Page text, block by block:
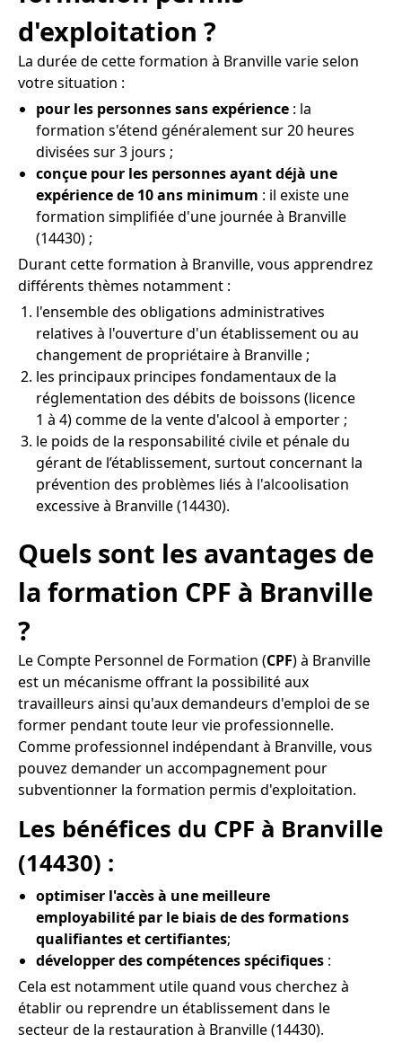
d'exploitation ?
La durée de cette formation à Branville varie selon
votre situation :
pour les personnes sans expérience : la
formation s'étend généralement sur 20 heures
divisées sur 3 jours ;
conçue pour les personnes ayant déjà une
expérience de 10 ans minimum : il existe une
formation simplifiée d'une journée à Branville
(14430) ;
Durant cette formation à Branville, vous apprendrez
différents thèmes notamment :
l'ensemble des obligations administratives
relatives à l'ouverture d'un établissement ou au
changement de propriétaire à Branville ;
les principaux principes fondamentaux de la
réglementation des débits de boissons (licence
1 à 4) comme de la vente d'alcool à emporter ;
le poids de la responsabilité civile et pénale du
gérant de l’établissement, surtout concernant la
prévention des problèmes liés à l'alcoolisation
excessive à Branville (14430).
Quels sont les avantages de
la formation CPF à Branville
?
Le Compte Personnel de Formation (CPF) à Branville
est un mécanisme offrant la possibilité aux
travailleurs ainsi qu'aux demandeurs d'emploi de se
former pendant toute leur vie professionnelle.
Comme professionnel indépendant à Branville, vous
pouvez demander un accompagnement pour
subventionner la formation permis d'exploitation.
Les bénéfices du CPF à Branville
(14430) :
optimiser l'accès à une meilleure
employabilité par le biais de des formations
qualifiantes et certifiantes;
développer des compétences spécifiques :
Cela est notamment utile quand vous cherchez à
établir ou reprendre un établissement dans le
secteur de la restauration à Branville (14430).